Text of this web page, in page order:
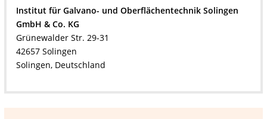
Institut für Galvano- und Oberflächentechnik Solingen
GmbH & Co. KG
Grünewalder Str. 29-31
42657 Solingen
Solingen, Deutschland